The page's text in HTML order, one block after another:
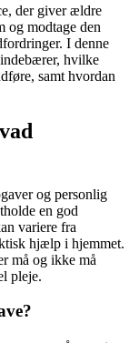
der giver ældre
og modtage den
I denne
hvilke
samt hvordan
og personlig
en god
variere fra
hjælp i hjemmet.
må og ikke må
pleje.